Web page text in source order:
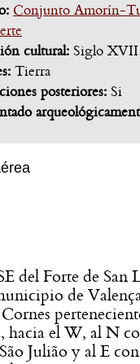
Conjunto Amorín-
cultural: Siglo XVII
Tierra
posteriores: Si
del Forte de San
de
hacia el W, al N
Julião y al E